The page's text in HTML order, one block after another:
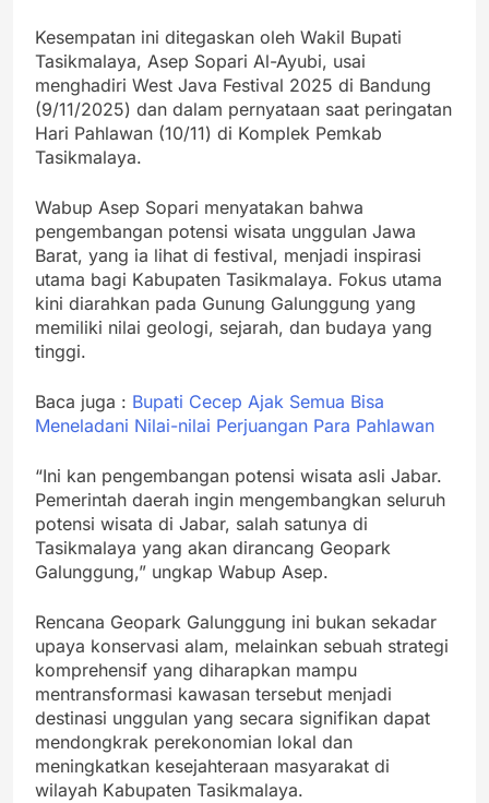
Kesempatan ini ditegaskan oleh Wakil Bupati
Tasikmalaya, Asep Sopari Al-Ayubi, usai
menghadiri West Java Festival 2025 di Bandung
(9/11/2025) dan dalam pernyataan saat peringatan
Hari Pahlawan (10/11) di Komplek Pemkab
Tasikmalaya.
Wabup Asep Sopari menyatakan bahwa
pengembangan potensi wisata unggulan Jawa
Barat, yang ia lihat di festival, menjadi inspirasi
utama bagi Kabupaten Tasikmalaya. Fokus utama
kini diarahkan pada Gunung Galunggung yang
memiliki nilai geologi, sejarah, dan budaya yang
tinggi.
Baca juga : Bupati Cecep Ajak Semua Bisa
Meneladani Nilai-nilai Perjuangan Para Pahlawan
“Ini kan pengembangan potensi wisata asli Jabar.
Pemerintah daerah ingin mengembangkan seluruh
potensi wisata di Jabar, salah satunya di
Tasikmalaya yang akan dirancang Geopark
Galunggung,” ungkap Wabup Asep.
Rencana Geopark Galunggung ini bukan sekadar
upaya konservasi alam, melainkan sebuah strategi
komprehensif yang diharapkan mampu
mentransformasi kawasan tersebut menjadi
destinasi unggulan yang secara signifikan dapat
mendongkrak perekonomian lokal dan
meningkatkan kesejahteraan masyarakat di
wilayah Kabupaten Tasikmalaya.